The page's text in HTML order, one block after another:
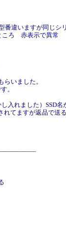
番違いますが同じシリ
ころ 赤表示で異常
いました。
。
入れました）SSD名
れてますが返品で送る